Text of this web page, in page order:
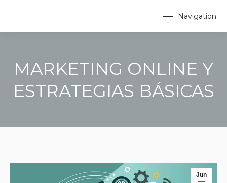
Navigation
MARKETING ONLINE Y
ESTRATEGIAS BÁSICAS
Jun